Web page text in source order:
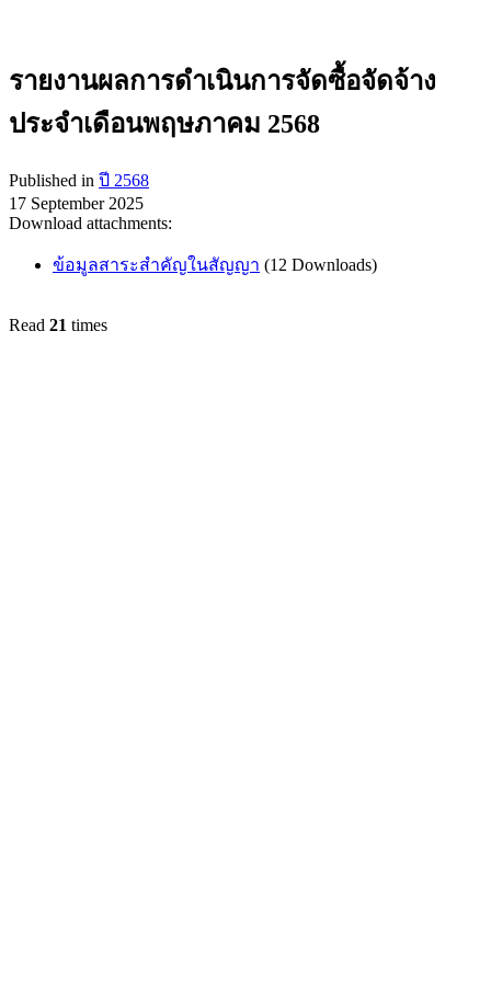
รายงานผลการดำเนินการจัดซื้อจัดจ้าง
ประจำเดือนพฤษภาคม 2568
Published in ปี 2568
17 September 2025
Download attachments:
ข้อมูลสาระสำคัญในสัญญา (12 Downloads)
Read 21 times